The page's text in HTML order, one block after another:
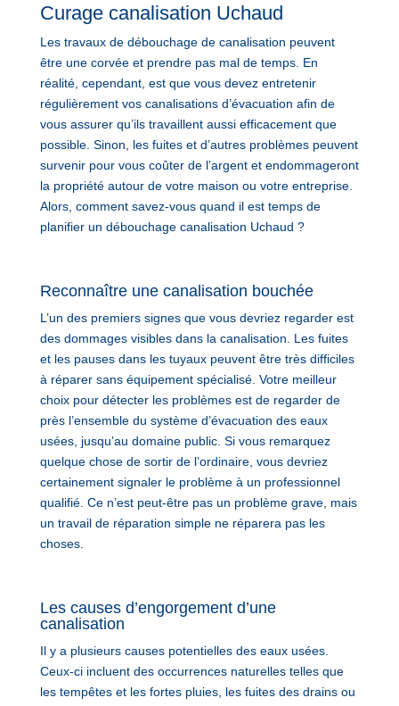
Curage canalisation Uchaud
Les travaux de débouchage de canalisation peuvent
être une corvée et prendre pas mal de temps. En
réalité, cependant, est que vous devez entretenir
régulièrement vos canalisations d’évacuation afin de
vous assurer qu’ils travaillent aussi efficacement que
possible. Sinon, les fuites et d’autres problèmes peuvent
survenir pour vous coûter de l’argent et endommageront
la propriété autour de votre maison ou votre entreprise.
Alors, comment savez-vous quand il est temps de
planifier un débouchage canalisation Uchaud ?
Reconnaître une canalisation bouchée
L’un des premiers signes que vous devriez regarder est
des dommages visibles dans la canalisation. Les fuites
et les pauses dans les tuyaux peuvent être très difficiles
à réparer sans équipement spécialisé. Votre meilleur
choix pour détecter les problèmes est de regarder de
près l’ensemble du système d’évacuation des eaux
usées, jusqu’au domaine public. Si vous remarquez
quelque chose de sortir de l’ordinaire, vous devriez
certainement signaler le problème à un professionnel
qualifié. Ce n’est peut-être pas un problème grave, mais
un travail de réparation simple ne réparera pas les
choses.
Les causes d’engorgement d’une
canalisation
Il y a plusieurs causes potentielles des eaux usées.
Ceux-ci incluent des occurrences naturelles telles que
les tempêtes et les fortes pluies, les fuites des drains ou